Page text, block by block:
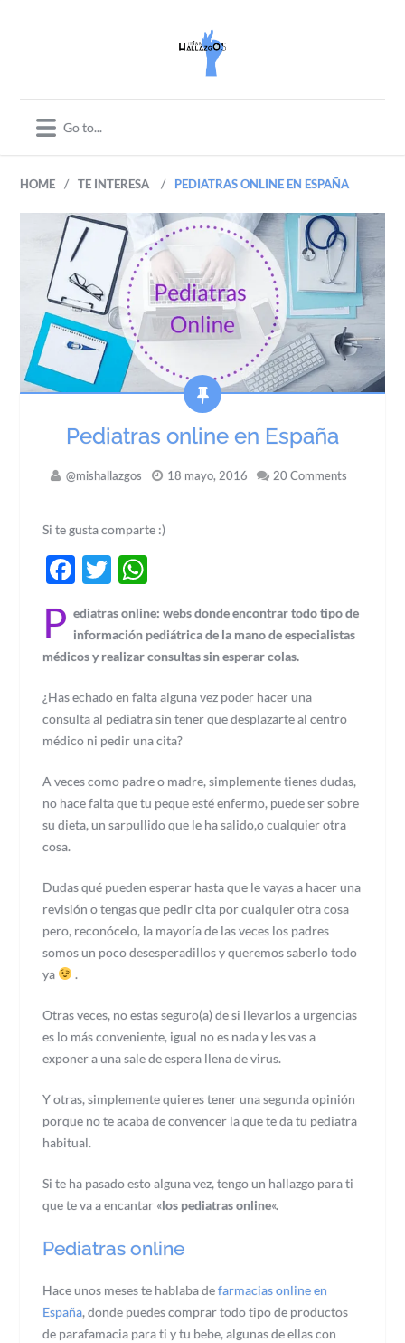
HOME / TE INTERESA / PEDIATRAS ONLINE EN ESPAÑA
Pediatras online en España
@mishallazgos 18 mayo, 2016 20 Comments
Si te gusta comparte :)
Facebook
Twitter
P ediatras online: webs donde encontrar todo tipo de
información pediátrica de la mano de especialistas
médicos y realizar consultas sin esperar colas.
¿Has echado en falta alguna vez poder hacer una
consulta al pediatra sin tener que desplazarte al centro
médico ni pedir una cita?
A veces como padre o madre, simplemente tienes dudas,
no hace falta que tu peque esté enfermo, puede ser sobre
su dieta, un sarpullido que le ha salido,o cualquier otra
cosa.
Dudas qué pueden esperar hasta que le vayas a hacer una
revisión o tengas que pedir cita por cualquier otra cosa
pero, reconócelo, la mayoría de las veces los padres
somos un poco desesperadillos y queremos saberlo todo
ya
.
Otras veces, no estas seguro(a) de si llevarlos a urgencias
es lo más conveniente, igual no es nada y les vas a
exponer a una sale de espera llena de virus.
Y otras, simplemente quieres tener una segunda opinión
porque no te acaba de convencer la que te da tu pediatra
habitual.
Si te ha pasado esto alguna vez, tengo un hallazgo para ti
que te va a encantar «los pediatras online«.
Pediatras online
Hace unos meses te hablaba defarmacias online en
España, donde puedes comprar todo tipo de productos
de parafamacia para ti y tu bebe, algunas de ellas con